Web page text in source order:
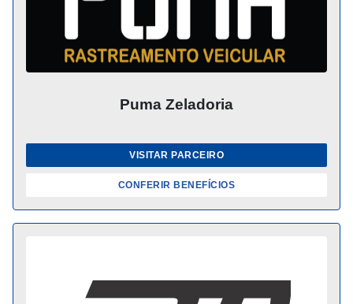
Puma Zeladoria
VISITAR PARCEIRO
CONFERIR BENEFÍCIOS